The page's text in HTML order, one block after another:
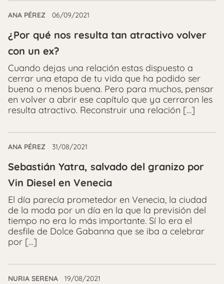
ANA PÉREZ 06/09/2021
¿Por qué nos resulta tan atractivo volver
con un ex?
Cuando dejas una relación estas dispuesto a
cerrar una etapa de tu vida que ha podido ser
buena o menos buena. Pero para muchos, pensar
en volver a abrir ese capítulo que ya cerraron les
resulta atractivo. Reconstruir una relación […]
ANA PÉREZ 31/08/2021
Sebastián Yatra, salvado del granizo por
Vin Diesel en Venecia
El día parecía prometedor en Venecia, la ciudad
de la moda por un día en la que la previsión del
tiempo no era lo más importante. Sí lo era el
desfile de Dolce Gabanna que se iba a celebrar
por […]
NURIA SERENA 19/08/2021